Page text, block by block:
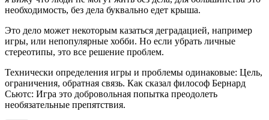
необходимость, без дела буквально едет крыша.
Это дело может некоторым казаться деградацией, например
игры, или непопулярные хобби. Но если убрать личные
стереотипы, это все решение проблем.
Технически определения игры и проблемы одинаковые: Цель,
ограничения, обратная связь. Как сказал философ Бернард
Сьютс: Игра это добровольная попытка преодолеть
необязательные препятствия.